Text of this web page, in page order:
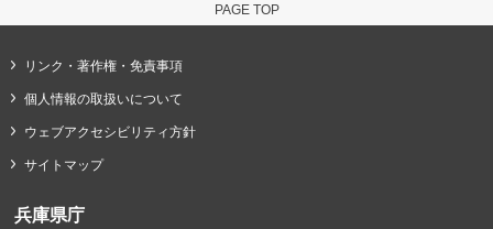
PAGE TOP
リンク・著作権・免責事項
個人情報の取扱いについて
ウェブアクセシビリティ方針
サイトマップ
兵庫県庁